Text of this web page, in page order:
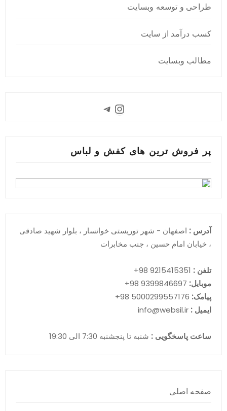
طراحی و توسعه وبسایت
کسب درآمد از سایت
مطالب وبسایت
Instagram
Telegram
پر فروش ترین های کفش و لباس
آدرس : اصفهان - شهر توریستی خوانسار ، بلوار شهید صادقی
، خیابان امام حسین ، جنب مخابرات
تلفن :
موبایل:
پیامک:
ایمیل :
ساعت پاسخگویی : شنبه تا پنجشنبه 7:30 الی 19:30
صفحه اصلی